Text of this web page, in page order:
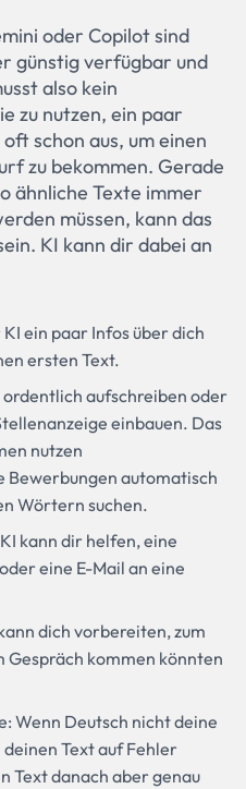
oder Copilot sind
günstig verfügbar und
also kein
zu nutzen, ein paar
schon aus, um einen
zu bekommen. Gerade
ähnliche Texte immer
müssen, kann das
KI kann dir dabei an
ein paar Infos über dich
ersten Text.
ordentlich aufschreiben oder
einbauen. Das
nutzen
automatisch
Wörtern suchen.
kann dir helfen, eine
eine E-Mail an eine
dich vorbereiten, zum
Gespräch kommen könnten
Wenn Deutsch nicht deine
Text auf Fehler
Text danach aber genau